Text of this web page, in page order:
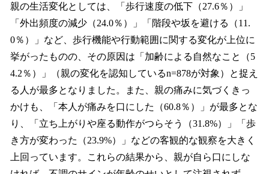
親の生活変化としては、「歩行速度の低下（27.6％）」
「外出頻度の減少（24.0％）」「階段や坂を避ける（11.
0％）」など、歩行機能や行動範囲に関する変化が上位に
挙がったものの、その原因は「加齢による自然なこと（5
4.2％）」（親の変化を認知しているn=878が対象）と捉え
る人が最多となりました。また、親の痛みに気づくきっ
かけも、「本人が痛みを口にした（60.8％）」が最多とな
り、「立ち上がりや座る動作がつらそう（31.8%）」「歩
き方が変わった（23.9%）」などの客観的な観察を大きく
上回っています。これらの結果から、親が自ら口にしな